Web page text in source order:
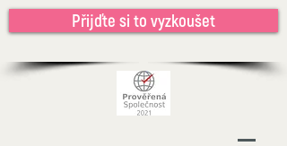
Přijďte si to vyzkoušet